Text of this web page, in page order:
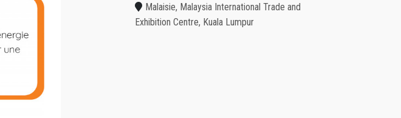
Malaisie, Malaysia International Trade and
Exhibition Centre, Kuala Lumpur